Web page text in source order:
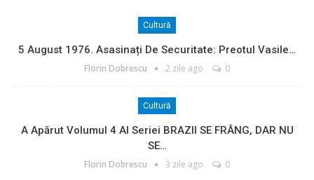
Cultură
5 August 1976. Asasinați De Securitate: Preotul Vasile…
Florin Dobrescu 2 zile ago 0
Cultură
A Apărut Volumul 4 Al Seriei BRAZII SE FRÂNG, DAR NU
SE…
Florin Dobrescu 3 zile ago 0